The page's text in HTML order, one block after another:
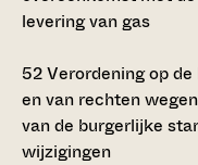
levering van gas
52Verordening op
en van rechten
van de burgerlijke
wijzigingen